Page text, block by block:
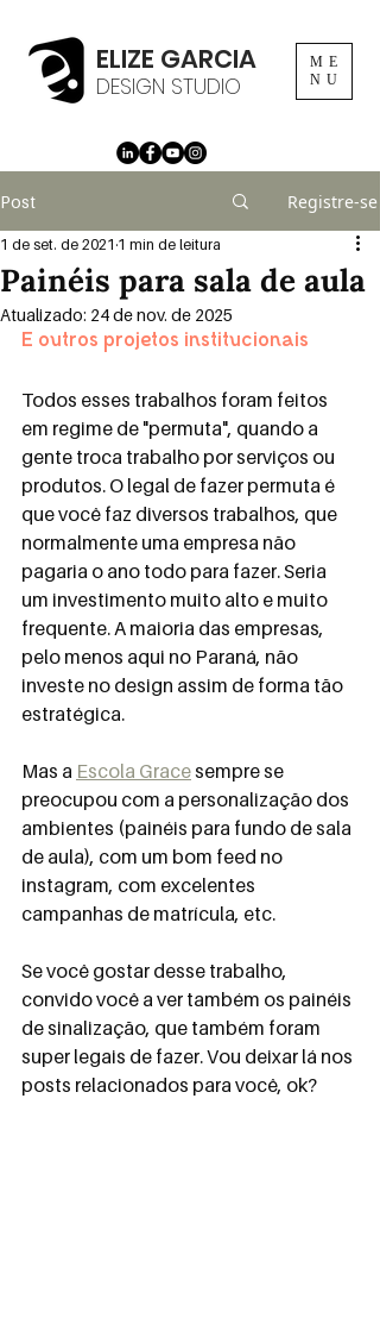
ME
NU
ELIZE GARCIA
DESIGN STUDIO
Post Registre-se
Painéis para sala de aula
1 de set. de 2021 1 min de leitura
Atualizado: 24 de nov. de 2025
E outros projetos institucionais
Todos esses trabalhos foram feitos
em regime de "permuta", quando a
gente troca trabalho por serviços ou
produtos. O legal de fazer permuta é
que você faz diversos trabalhos, que
normalmente uma empresa não
pagaria o ano todo para fazer. Seria
um investimento muito alto e muito
frequente. A maioria das empresas,
pelo menos aqui no Paraná, não
investe no design assim de forma tão
estratégica.
Mas a Escola Grace sempre se
preocupou com a personalização dos
ambientes (painéis para fundo de sala
de aula), com um bom feed no
instagram, com excelentes
campanhas de matrícula, etc.
Se você gostar desse trabalho,
convido você a ver também os painéis
de sinalização, que também foram
super legais de fazer. Vou deixar lá nos
posts relacionados para você, ok?